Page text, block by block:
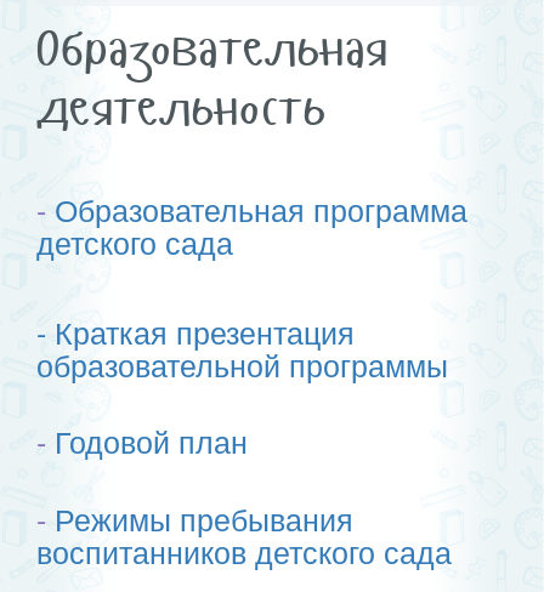
Образовательная
деятельность
- Образовательная программа
детского сада
- Краткая презентация
образовательной программы
- Годовой план
- Режимы пребывания
воспитанников детского сада